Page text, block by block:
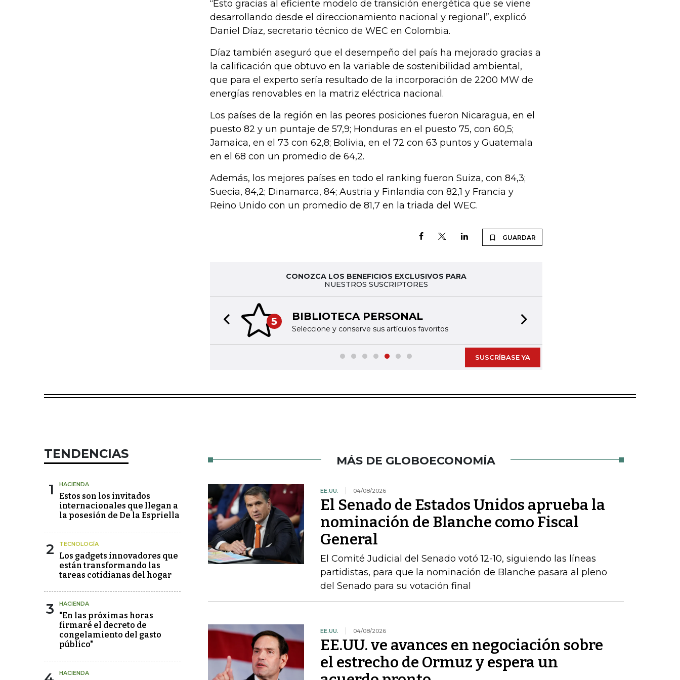
“Esto gracias al eficiente modelo de transición energética que se viene
desarrollando desde el direccionamiento nacional y regional”, explicó
Daniel Díaz, secretario técnico de WEC en Colombia.
Díaz también aseguró que el desempeño del país ha mejorado gracias a
la calificación que obtuvo en la variable de sostenibilidad ambiental,
que para el experto sería resultado de la incorporación de 2200 MW de
energías renovables en la matriz eléctrica nacional.
Los países de la región en las peores posiciones fueron Nicaragua, en el
puesto 82 y un puntaje de 57,9; Honduras en el puesto 75, con 60,5;
Jamaica, en el 73 con 62,8; Bolivia, en el 72 con 63 puntos y Guatemala
en el 68 con un promedio de 64,2.
Además, los mejores países en todo el ranking fueron Suiza, con 84,3;
Suecia, 84,2; Dinamarca, 84; Austria y Finlandia con 82,1 y Francia y
Reino Unido con un promedio de 81,7 en la triada del WEC.
GUARDAR
CONOZCA LOS BENEFICIOS EXCLUSIVOS PARA
NUESTROS SUSCRIPTORES
5 BIBLIOTECA PERSONAL
Seleccione y conserve sus artículos favoritos
Previous slide
SUSCRÍBASE YA
TENDENCIAS
1 HACIENDA
Estos son los invitados
internacionales que llegan a
la posesión de De la Espriella
2 TECNOLOGÍA
Los gadgets innovadores que
están transformando las
tareas cotidianas del hogar
3 HACIENDA
"En las próximas horas
firmaré el decreto de
congelamiento del gasto
público"
HACIENDA
MÁS DE GLOBOECONOMÍA
EE.UU. 04/08/2026
El Senado de Estados Unidos aprueba la
nominación de Blanche como Fiscal
General
El Comité Judicial del Senado votó 12-10, siguiendo las líneas
partidistas, para que la nominación de Blanche pasara al pleno
del Senado para su votación final
EE.UU. 04/08/2026
EE.UU. ve avances en negociación sobre
el estrecho de Ormuz y espera un